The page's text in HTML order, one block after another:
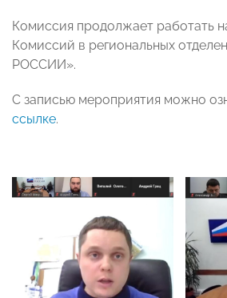
Комиссия продолжает работать
Комиссий в региональных
РОССИИ».
С записью мероприятия можно
ссылке.